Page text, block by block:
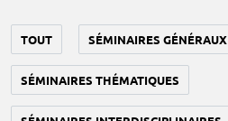
TOUT SÉMINAIRES GÉNÉRAUX
SÉMINAIRES THÉMATIQUES